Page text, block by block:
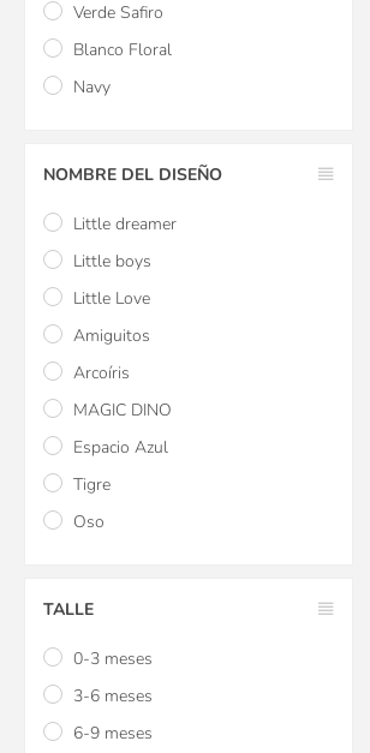
Verde Safiro
Blanco Floral
Navy
NOMBRE DEL DISEÑO
Little dreamer
Little boys
Little Love
Amiguitos
Arcoíris
MAGIC DINO
Espacio Azul
Tigre
Oso
TALLE
0-3 meses
3-6 meses
6-9 meses